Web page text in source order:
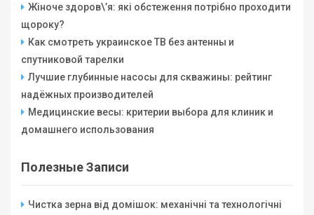
Жіноче здоров\’я: які обстеження потрібно проходити
щороку?
Как смотреть украинское ТВ без антенны и
спутниковой тарелки
Лучшие глубинные насосы для скважины: рейтинг
надёжных производителей
Медицинские весы: критерии выбора для клиник и
домашнего использования
Полезные Записи
Чистка зерна від домішок: механічні та технологічні